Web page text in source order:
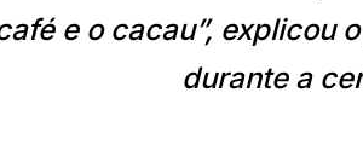
e o cacau”, explicou
durante a